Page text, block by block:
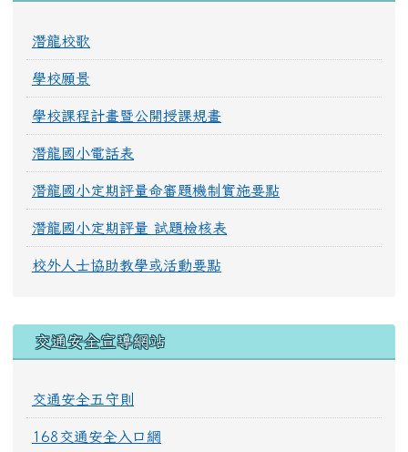
潛龍校歌
學校願景
學校課程計畫暨公開授課規畫
潛龍國小電話表
潛龍國小定期評量命審題機制實施要點
潛龍國小定期評量 試題檢核表
校外人士協助教學或活動要點
交通安全宣導網站
交通安全五守則
168交通安全入口網